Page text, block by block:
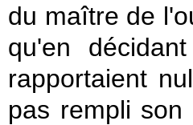
du maître de
qu'en
rapportaient
pas rempli